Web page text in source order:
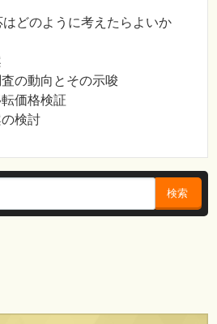
どのように考えたらよいか
の動向とその示唆
価格検証
検討
検索